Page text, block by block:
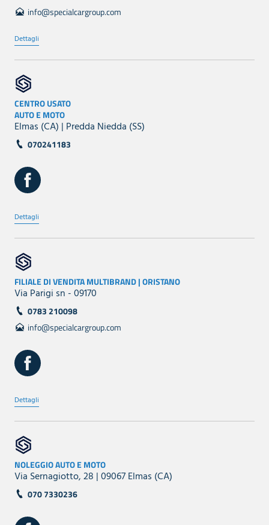
info@specialcargroup.com
Dettagli
CENTRO USATO
AUTO E MOTO
Elmas (CA) | Predda Niedda (SS)
070241183
Dettagli
FILIALE DI VENDITA MULTIBRAND | ORISTANO
Via Parigi sn - 09170
0783 210098
info@specialcargroup.com
Dettagli
NOLEGGIO AUTO E MOTO
Via Sernagiotto, 28 | 09067 Elmas (CA)
070 7330236